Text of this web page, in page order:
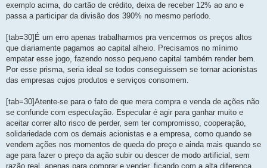
exemplo acima, do cartão de crédito, deixa de receber 12% ao ano e
passa a participar da divisão dos 390% no mesmo período.
[tab=30]É um erro apenas trabalharmos pra vencermos os preços altos
que diariamente pagamos ao capital alheio. Precisamos no mínimo
empatar esse jogo, fazendo nosso pequeno capital também render bem.
Por esse prisma, seria ideal se todos conseguissem se tornar acionistas
das empresas cujos produtos e serviços consomem.
[tab=30]Atente-se para o fato de que mera compra e venda de ações não
se confunde com especulação. Especular é agir para ganhar muito e
aceitar correr alto risco de perder, sem ter compromisso, cooperação,
solidariedade com os demais acionistas e a empresa, como quando se
vendem ações nos momentos de queda do preço e ainda mais quando se
age para fazer o preço da ação subir ou descer de modo artificial, sem
razão real, apenas para comprar e vender, ficando com a alta diferença